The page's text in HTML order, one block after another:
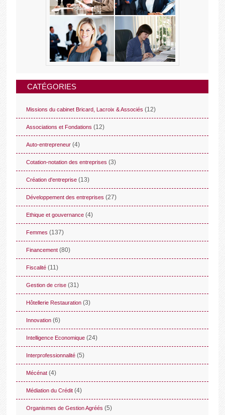
CATÉGORIES
Missions du cabinet Bricard, Lacroix & Associés (12)
Associations et Fondations (12)
Auto-entrepreneur (4)
Cotation-notation des entreprises (3)
Création d'entreprise (13)
Développement des entreprises (27)
Ethique et gouvernance (4)
Femmes (137)
Financement (80)
Fiscalité (11)
Gestion de crise (31)
Hôtellerie Restauration (3)
Innovation (6)
Intelligence Economique (24)
Interprofessionnalité (5)
Mécénat (4)
Médiation du Crédit (4)
Organismes de Gestion Agréés (5)